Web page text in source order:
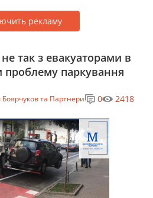
рекламу
так з евакуаторами в
проблему паркування
та Партнери
0 2418